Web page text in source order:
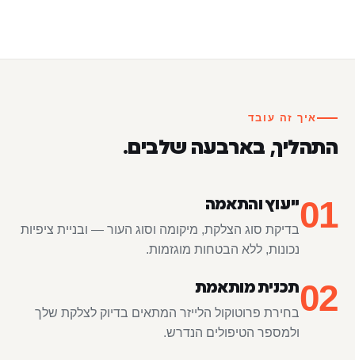
איך זה עובד
התהליך, בארבעה שלבים.
01ייעוץ והתאמה
בדיקת סוג הצלקת, מיקומה וסוג העור — ובניית ציפיות
נכונות, ללא הבטחות מוגזמות.
02תכנית מותאמת
בחירת פרוטוקול הלייזר המתאים בדיוק לצלקת שלך
ולמספר הטיפולים הנדרש.